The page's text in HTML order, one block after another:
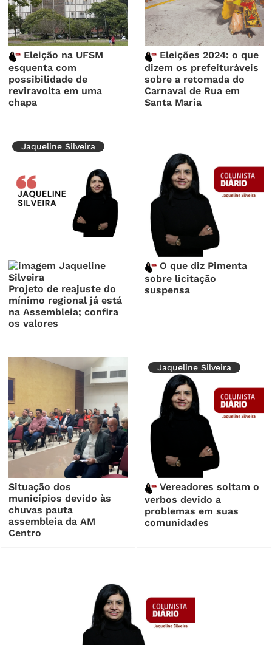
Eleição na UFSM
esquenta com
possibilidade de
reviravolta em uma
chapa
Eleições 2024: o que
dizem os prefeituráveis
sobre a retomada do
Carnaval de Rua em
Santa Maria
Jaqueline Silveira
Projeto de reajuste do
mínimo regional já está
na Assembleia; confira
os valores
O que diz Pimenta
sobre licitação
suspensa
Situação dos
municípios devido às
chuvas pauta
assembleia da AM
Centro
Jaqueline Silveira
Vereadores soltam o
verbos devido a
problemas em suas
comunidades